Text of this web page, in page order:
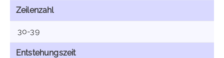
Zeilenzahl
30-39
Entstehungszeit